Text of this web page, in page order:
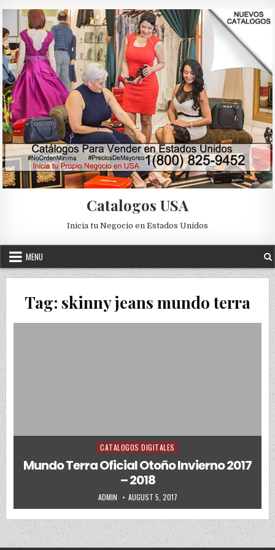
Catalogos USA
Inicia tu Negocio en Estados Unidos
MENU
Tag: skinny jeans mundo terra
Posted in
CATALOGOS DIGITALES
Mundo Terra Oficial Otoño Invierno 2017
– 2018
AUTHOR:
ADMIN PUBLISHED DATE:
AUGUST 5, 2017